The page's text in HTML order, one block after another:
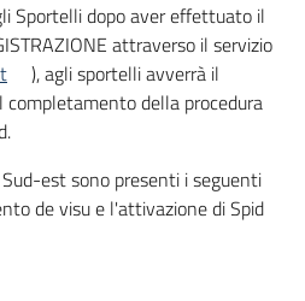
Sportelli dopo aver effettuato il
attraverso il servizio
), agli sportelli avverrà il
completamento della procedura
est sono presenti i seguenti
de visu e l'attivazione di Spid